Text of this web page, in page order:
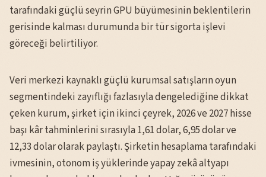
tarafındaki güçlü seyrin GPU büyümesinin beklentilerin
gerisinde kalması durumunda bir tür sigorta işlevi
göreceği belirtiliyor.
Veri merkezi kaynaklı güçlü kurumsal satışların oyun
segmentindeki zayıflığı fazlasıyla dengelediğine dikkat
çeken kurum, şirket için ikinci çeyrek, 2026 ve 2027 hisse
başı kâr tahminlerini sırasıyla 1,61 dolar, 6,95 dolar ve
12,33 dolar olarak paylaştı. Şirketin hesaplama tarafındaki
ivmesinin, otonom iş yüklerinde yapay zekâ altyapı